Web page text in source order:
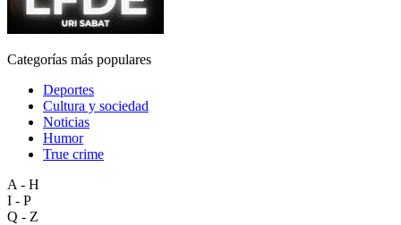
Categorías más populares
Deportes
Cultura y sociedad
Noticias
Humor
True crime
A - H
I - P
Q - Z